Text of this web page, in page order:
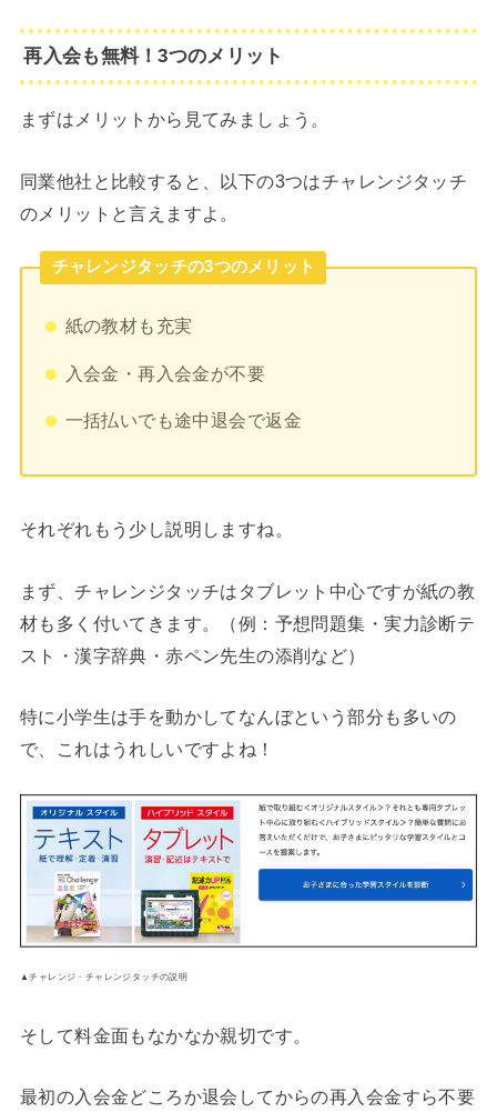
再入会も無料！3つのメリット
まずはメリットから見てみましょう。
同業他社と比較すると、以下の3つはチャレンジタッチ
のメリットと言えますよ。
チャレンジタッチの3つのメリット
紙の教材も充実
入会金・再入会金が不要
一括払いでも途中退会で返金
それぞれもう少し説明しますね。
まず、チャレンジタッチはタブレット中心ですが紙の教
材も多く付いてきます。（例：予想問題集・実力診断テ
スト・漢字辞典・赤ペン先生の添削など）
特に小学生は手を動かしてなんぼという部分も多いの
で、これはうれしいですよね！
▲チャレンジ・チャレンジタッチの説明
そして料金面もなかなか親切です。
最初の入会金どころか退会してからの再入会金すら不要